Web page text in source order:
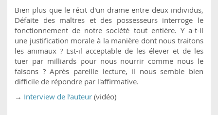
Bien plus que le récit d'un drame entre deux individus,
Défaite des maîtres et des possesseurs interroge le
fonctionnement de notre société tout entière. Y a-t-il
une justification morale à la manière dont nous traitons
les animaux ? Est-il acceptable de les élever et de les
tuer par milliards pour nous nourrir comme nous le
faisons ? Après pareille lecture, il nous semble bien
difficile de répondre par l'affirmative.
→ Interview de l’auteur (vidéo)